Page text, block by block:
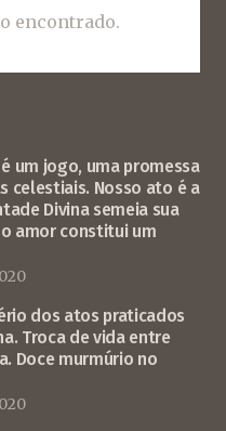
encontrado.
um jogo, uma promessa
celestiais. Nosso ato é a
Divina semeia sua
amor constitui um
dos atos praticados
Troca de vida entre
Doce murmúrio no